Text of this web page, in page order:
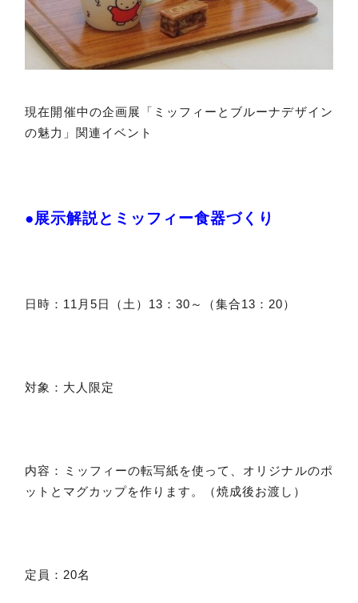
現在開催中の企画展「ミッフィーとブルーナデザイン
の魅力」関連イベント
●展示解説とミッフィー食器づくり
日時：11月5日（土）13：30～（集合13：20）
対象：大人限定
内容：ミッフィーの転写紙を使って、オリジナルのポ
ットとマグカップを作ります。（焼成後お渡し）
定員：20名